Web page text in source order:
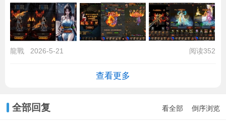
+L
龍戰 2026-5-21 阅读352
查看更多
全部回复 看全部 倒序浏览